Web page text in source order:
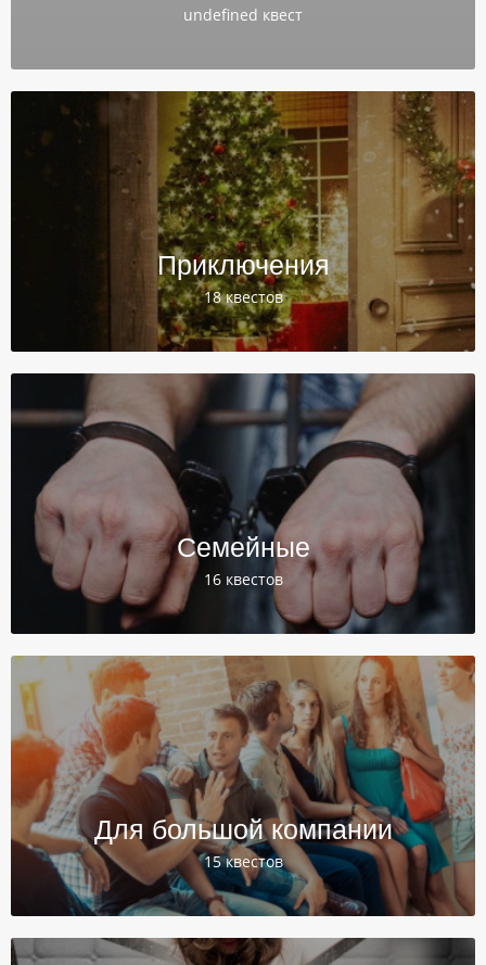
undefined квест
Приключения
18 квестов
Семейные
16 квестов
Для большой компании
15 квестов